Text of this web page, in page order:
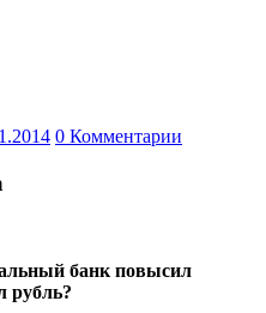
0 Комментарии
банк повысил
рубль?